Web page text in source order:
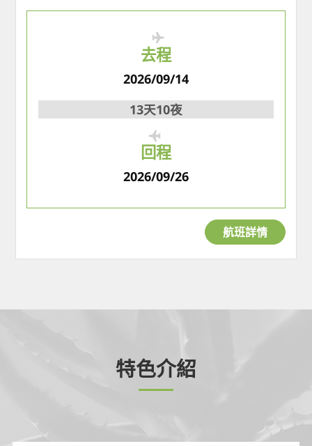
去程
2026/09/14
13天10夜
回程
2026/09/26
航班詳情
特色介紹